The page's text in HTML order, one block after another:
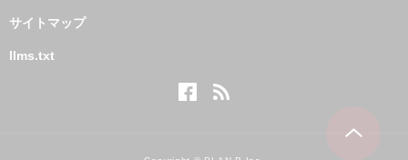
サイトマップ
llms.txt